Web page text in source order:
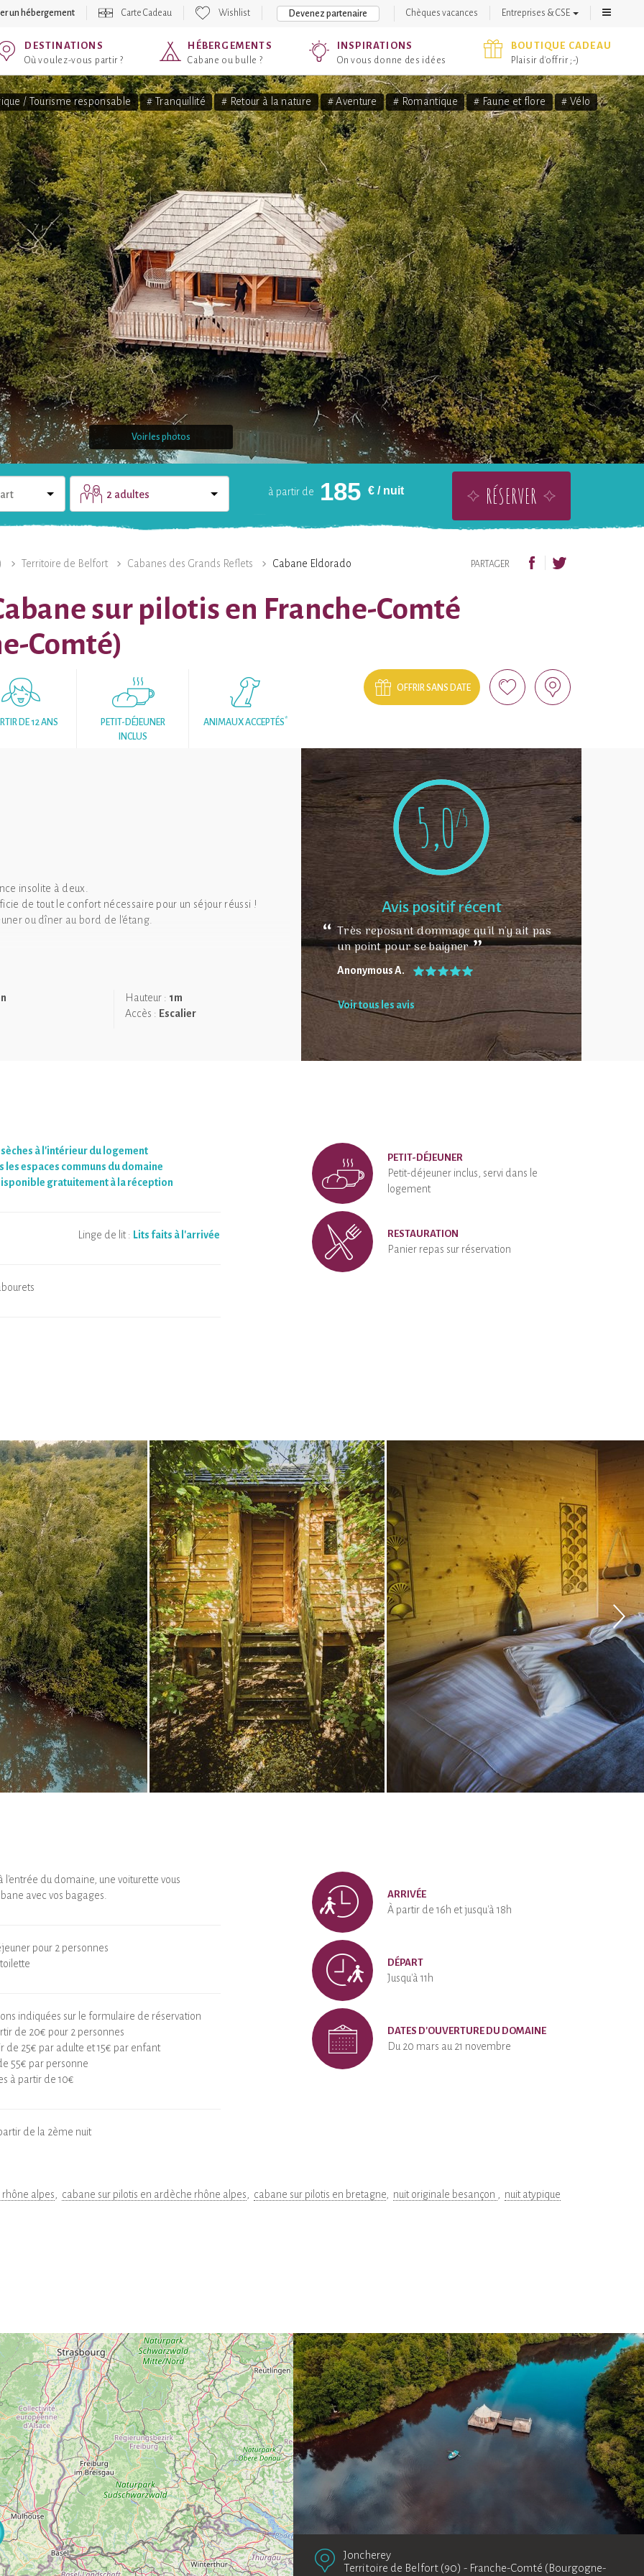
un hébergement Carte Cadeau Wishlist Devenez partenaire Chèques vacances Entreprises & CSE
DESTINATIONS
Où voulez-vous partir ?
HÉBERGEMENTS
Cabane ou bulle ?
INSPIRATIONS
On vous donne des idées
BOUTIQUE CADEAU
Plaisir d'offrir ;-)
/ Tourisme responsable # Tranquillité # Retour à la nature # Aventure # Romantique # Faune et flore # Vélo
Voir les photos
à partir de 185 €/ nuit
2 adultes RÉSERVER
Territoire de Belfort Cabanes des Grands Reflets Cabane Eldorado PARTAGER
sur pilotis en Franche-Comté
Comté)
DE 12 ANS
PETIT-DÉJEUNER
INCLUS
ANIMAUX ACCEPTÉS*
OFFRIR SANS DATE
insolite à deux.
de tout le confort nécessaire pour un séjour réussi !
ou dîner au bord de l'étang.
Hauteur : 1m
Accès : Escalier
5,0/5
Avis positif récent
Très reposant dommage qu'il n'y ait pas
un point pour se baigner
Anonymous A.
Voir tous les avis
à l'intérieur du logement
les espaces communs du domaine
gratuitement à la réception
Linge de lit : Lits faits à l'arrivée
PETIT-DÉJEUNER
Petit-déjeuner inclus, servi dans le
logement
RESTAURATION
Panier repas sur réservation
l'entrée du domaine, une voiturette vous
avec vos bagages.
pour 2 personnes
indiquées sur le formulaire de réservation
de 20€ pour 2 personnes
de 25€ par adulte et 15€ par enfant
55€ par personne
à partir de 10€
de la 2ème nuit
ARRIVÉE
À partir de 16h et jusqu'à 18h
DÉPART
Jusqu'à 11h
DATES D'OUVERTURE DU DOMAINE
Du 20 mars au 21 novembre
alpes cabane sur pilotis en ardèche rhône alpes cabane sur pilotis en bretagne nuit originale besançon
nuit atypique
Joncherey
Territoire de Belfort (90) - Franche-Comté (Bourgogne-